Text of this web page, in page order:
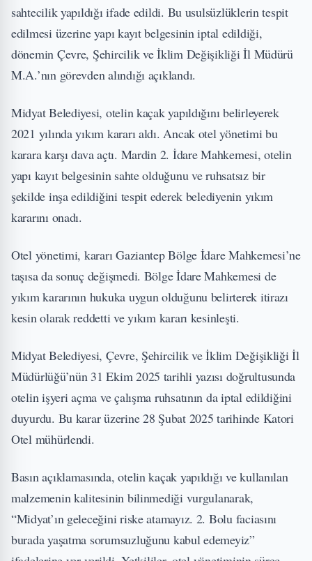
sahtecilik yapıldığı ifade edildi. Bu usulsüzlüklerin tespit
edilmesi üzerine yapı kayıt belgesinin iptal edildiği,
dönemin Çevre, Şehircilik ve İklim Değişikliği İl Müdürü
M.A.’nın görevden alındığı açıklandı.
Midyat Belediyesi, otelin kaçak yapıldığını belirleyerek
2021 yılında yıkım kararı aldı. Ancak otel yönetimi bu
karara karşı dava açtı. Mardin 2. İdare Mahkemesi, otelin
yapı kayıt belgesinin sahte olduğunu ve ruhsatsız bir
şekilde inşa edildiğini tespit ederek belediyenin yıkım
kararını onadı.
Otel yönetimi, kararı Gaziantep Bölge İdare Mahkemesi’ne
taşısa da sonuç değişmedi. Bölge İdare Mahkemesi de
yıkım kararının hukuka uygun olduğunu belirterek itirazı
kesin olarak reddetti ve yıkım kararı kesinleşti.
Midyat Belediyesi, Çevre, Şehircilik ve İklim Değişikliği İl
Müdürlüğü’nün 31 Ekim 2025 tarihli yazısı doğrultusunda
otelin işyeri açma ve çalışma ruhsatının da iptal edildiğini
duyurdu. Bu karar üzerine 28 Şubat 2025 tarihinde Katori
Otel mühürlendi.
Basın açıklamasında, otelin kaçak yapıldığı ve kullanılan
malzemenin kalitesinin bilinmediği vurgulanarak,
“Midyat’ın geleceğini riske atamayız. 2. Bolu faciasını
burada yaşatma sorumsuzluğunu kabul edemeyiz”